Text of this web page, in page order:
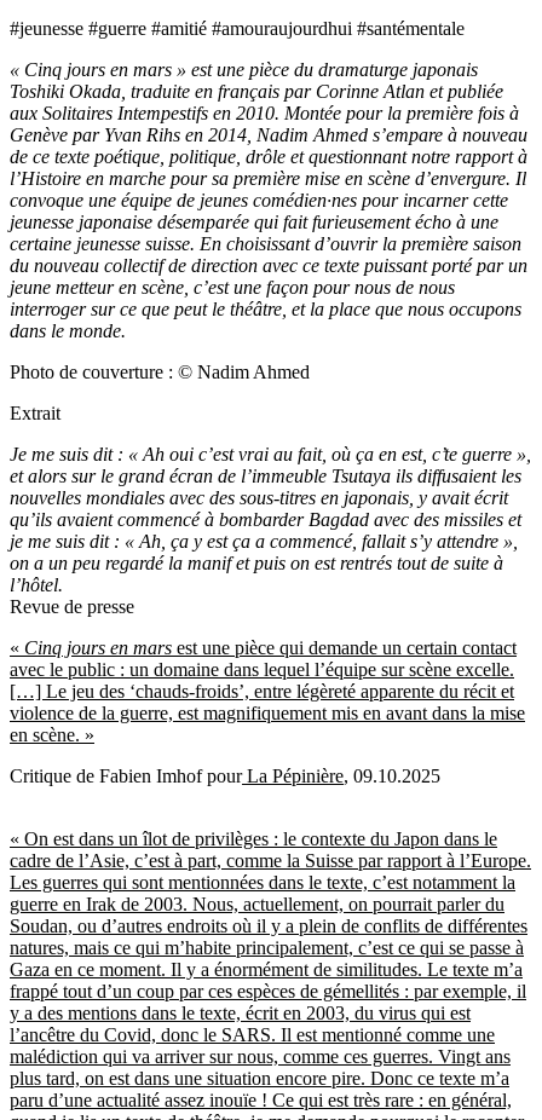
#jeunesse #guerre #amitié #amouraujourdhui #santémentale
« Cinq jours en mars » est une pièce du dramaturge japonais
Toshiki Okada, traduite en français par Corinne Atlan et publiée
aux Solitaires Intempestifs en 2010. Montée pour la première fois à
Genève par Yvan Rihs en 2014, Nadim Ahmed s’empare à nouveau
de ce texte poétique, politique, drôle et questionnant notre rapport à
l’Histoire en marche pour sa première mise en scène d’envergure. Il
convoque une équipe de jeunes comédien·nes pour incarner cette
jeunesse japonaise désemparée qui fait furieusement écho à une
certaine jeunesse suisse. En choisissant d’ouvrir la première saison
du nouveau collectif de direction avec ce texte puissant porté par un
jeune metteur en scène, c’est une façon pour nous de nous
interroger sur ce que peut le théâtre, et la place que nous occupons
dans le monde.
Photo de couverture : © Nadim Ahmed
Extrait
Je me suis dit : « Ah oui c’est vrai au fait, où ça en est, c’te guerre »,
et alors sur le grand écran de l’immeuble Tsutaya ils diffusaient les
nouvelles mondiales avec des sous-titres en japonais, y avait écrit
qu’ils avaient commencé à bombarder Bagdad avec des missiles et
je me suis dit : « Ah, ça y est ça a commencé, fallait s’y attendre »,
on a un peu regardé la manif et puis on est rentrés tout de suite à
l’hôtel.
Revue de presse
« Cinq jours en mars est une pièce qui demande un certain contact
avec le public : un domaine dans lequel l’équipe sur scène excelle.
[…] Le jeu des ‘chauds-froids’, entre légèreté apparente du récit et
violence de la guerre, est magnifiquement mis en avant dans la mise
en scène. »
Critique de Fabien Imhof pourLa Pépinière, 09.10.2025
« On est dans un îlot de privilèges : le contexte du Japon dans le
cadre de l’Asie, c’est à part, comme la Suisse par rapport à l’Europe.
Les guerres qui sont mentionnées dans le texte, c’est notamment la
guerre en Irak de 2003. Nous, actuellement, on pourrait parler du
Soudan, ou d’autres endroits où il y a plein de conflits de différentes
natures, mais ce qui m’habite principalement, c’est ce qui se passe à
Gaza en ce moment. Il y a énormément de similitudes. Le texte m’a
frappé tout d’un coup par ces espèces de gémellités : par exemple, il
y a des mentions dans le texte, écrit en 2003, du virus qui est
l’ancêtre du Covid, donc le SARS. Il est mentionné comme une
malédiction qui va arriver sur nous, comme ces guerres. Vingt ans
plus tard, on est dans une situation encore pire. Donc ce texte m’a
paru d’une actualité assez inouïe ! Ce qui est très rare : en général,